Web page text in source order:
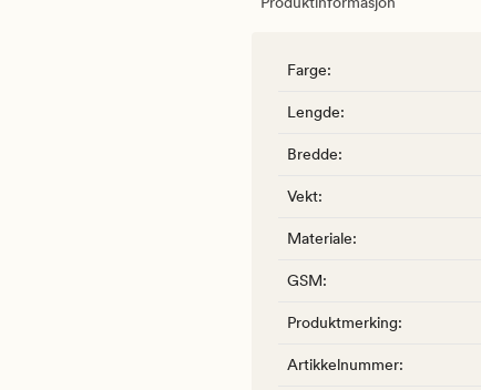
Farge:
Lengde:
Bredde:
Vekt:
Materiale:
GSM:
Produktmerking:
Artikkelnummer: